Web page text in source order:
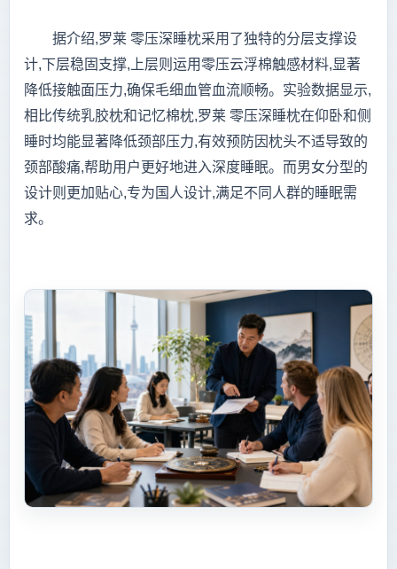
据介绍,罗莱 零压深睡枕采用了独特的分层支撑设
计,下层稳固支撑,上层则运用零压云浮棉触感材料,显著
降低接触面压力,确保毛细血管血流顺畅。实验数据显示,
相比传统乳胶枕和记忆棉枕,罗莱 零压深睡枕在仰卧和侧
睡时均能显著降低颈部压力,有效预防因枕头不适导致的
颈部酸痛,帮助用户更好地进入深度睡眠。而男女分型的
设计则更加贴心,专为国人设计,满足不同人群的睡眠需
求。